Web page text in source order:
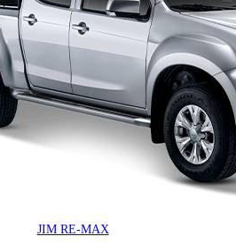
JIM RE-MAX